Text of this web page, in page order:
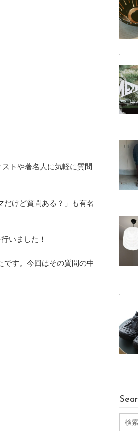
トや著名人に気軽に質問
だけど質問ある？」も有名
いました！
です。今回はその質問の中